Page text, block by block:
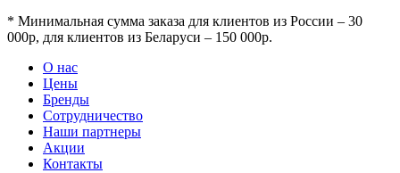
* Минимальная сумма заказа для клиентов из России – 30
000р, для клиентов из Беларуси – 150 000р.
О нас
Цены
Бренды
Сотрудничество
Наши партнеры
Акции
Контакты